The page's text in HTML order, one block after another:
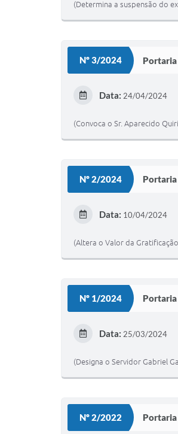
(Determina a suspensão do
Nº 3/2024 Portaria
Data: 24/04/2024
(Convoca o Sr. Aparecido
Nº 2/2024 Portaria
Data: 10/04/2024
(Altera o Valor da
Nº 1/2024 Portaria
Data: 25/03/2024
(Designa o Servidor Gabriel
Nº 2/2022 Portaria